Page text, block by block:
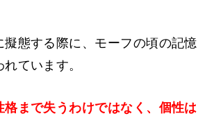
擬態する際に、モーフの頃の記憶
ています。
格まで失うわけではなく、個性は